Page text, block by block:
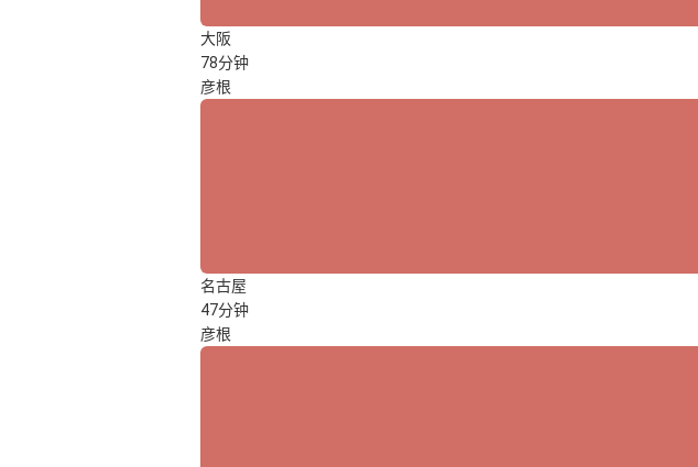
大阪
78分钟
彦根
名古屋
47分钟
彦根